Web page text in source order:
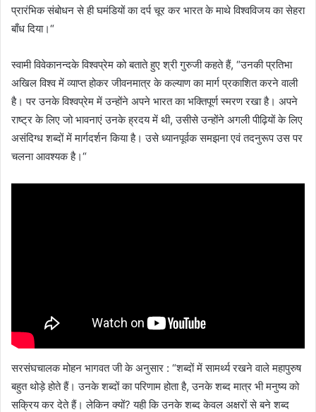
प्रारंभिक संबोधन से ही घमंडियों का दर्प चूर कर भारत के माथे विश्वविजय का सेहरा
बाँध दिया।“
स्वामी विवेकानन्दके विश्वप्रेम को बताते हुए श्री गुरुजी कहते हैं, “उनकी प्रतिभा
अखिल विश्व में व्याप्त होकर जीवनमात्र के कल्याण का मार्ग प्रकाशित करने वाली
है। पर उनके विश्वप्रेम में उन्होंने अपने भारत का भक्तिपूर्ण स्मरण रखा है। अपने
राष्ट्र के लिए जो भावनाएं उनके ह्रदय में थी, उसीसे उन्होंने अगली पीढ़ियों के लिए
असंदिग्ध शब्दों में मार्गदर्शन किया है। उसे ध्यानपूर्वक समझना एवं तदनुरूप उस पर
चलना आवश्यक है।“
सरसंघचालक मोहन भागवत जी के अनुसार : “शब्दों में सामर्थ्य रखने वाले महापुरुष
बहुत थोड़े होते हैं। उनके शब्दों का परिणाम होता है, उनके शब्द मात्र भी मनुष्य को
सक्रिय कर देते हैं। लेकिन क्यों? यही कि उनके शब्द केवल अक्षरों से बने शब्द